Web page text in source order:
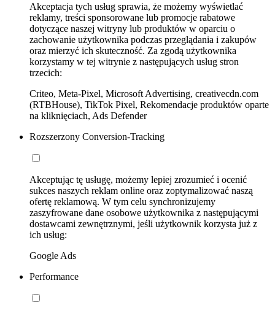
Akceptacja tych usług sprawia, że możemy wyświetlać
reklamy, treści sponsorowane lub promocje rabatowe
dotyczące naszej witryny lub produktów w oparciu o
zachowanie użytkownika podczas przeglądania i zakupów
oraz mierzyć ich skuteczność. Za zgodą użytkownika
korzystamy w tej witrynie z następujących usług stron
trzecich:
Criteo, Meta-Pixel, Microsoft Advertising, creativecdn.com
(RTBHouse), TikTok Pixel, Rekomendacje produktów oparte
na kliknięciach, Ads Defender
Rozszerzony Conversion-Tracking
Akceptując tę usługę, możemy lepiej zrozumieć i ocenić
sukces naszych reklam online oraz zoptymalizować naszą
ofertę reklamową. W tym celu synchronizujemy
zaszyfrowane dane osobowe użytkownika z następującymi
dostawcami zewnętrznymi, jeśli użytkownik korzysta już z
ich usług:
Google Ads
Performance